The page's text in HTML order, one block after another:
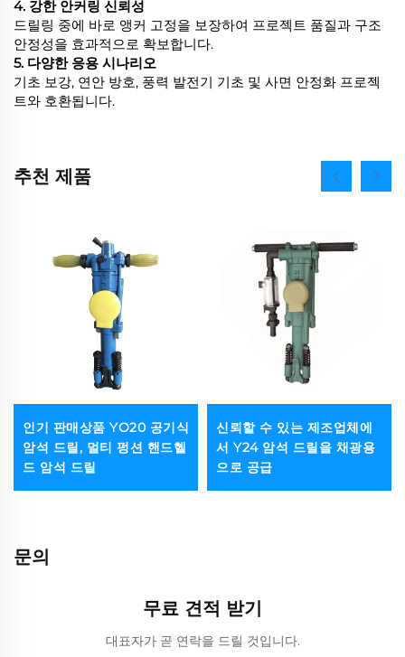
4. 강한 안커링 신뢰성
드릴링 중에 바로 앵커 고정을 보장하여 프로젝트 품질과 구조
안정성을 효과적으로 확보합니다.
5. 다양한 응용 시나리오
기초 보강, 연안 방호, 풍력 발전기 기초 및 사면 안정화 프로젝
트와 호환됩니다.
추천 제품
인기 판매상품 YO20 공기식
암석 드릴, 멀티 펑션 핸드헬
드 암석 드릴
신뢰할 수 있는 제조업체에
서 Y24 암석 드릴을 채광용
으로 공급
문의
무료 견적 받기
대표자가 곧 연락을 드릴 것입니다.